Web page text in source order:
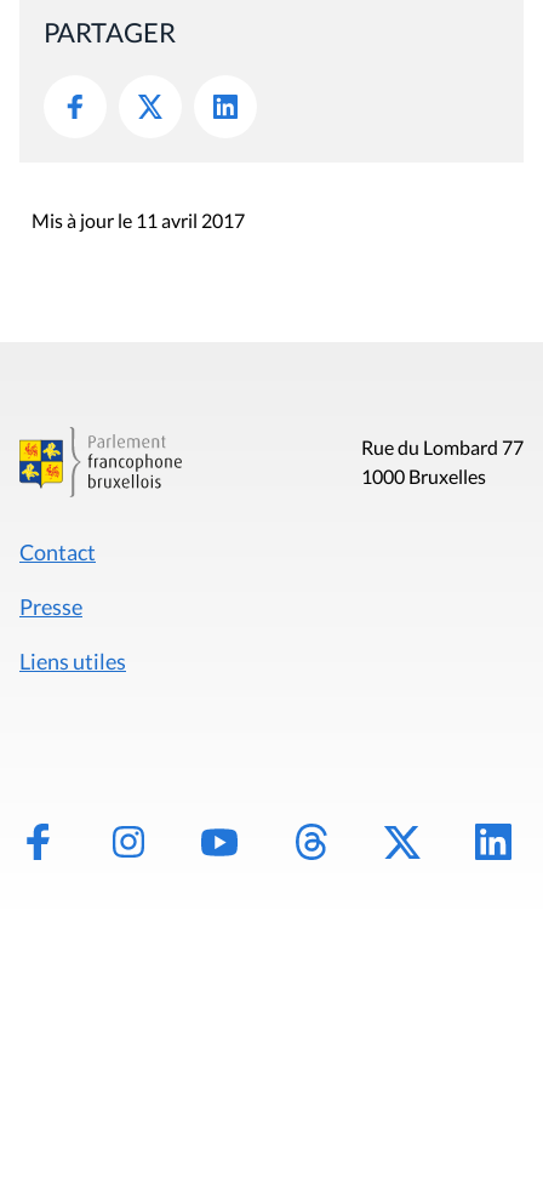
PARTAGER
Mis à jour le 11 avril 2017
Rue du Lombard 77
1000 Bruxelles
Contact
Presse
Liens utiles